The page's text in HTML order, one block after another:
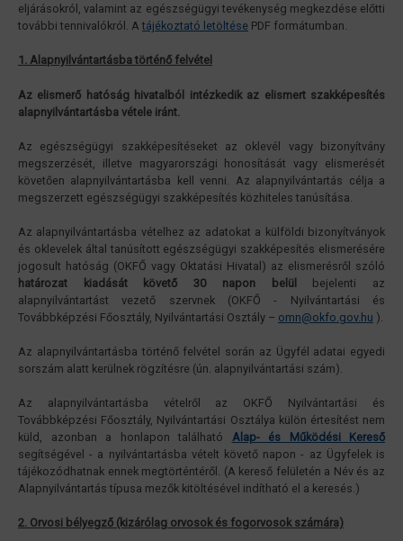
eljárásokról, valamint az egészségügyi tevékenység megkezdése előtti
további tennivalókról. Atájékoztató letöltése PDF formátumban.
1. Alapnyilvántartásba történő felvétel
Az elismerő hatóság hivatalból intézkedik az elismert szakképesítés
alapnyilvántartásba vétele iránt.
Az egészségügyi szakképesítéseket az oklevél vagy bizonyítvány
megszerzését, illetve magyarországi honosítását vagy elismerését
követően alapnyilvántartásba kell venni. Az alapnyilvántartás célja a
megszerzett egészségügyi szakképesítés közhiteles tanúsítása.
Az alapnyilvántartásba vételhez az adatokat a külföldi bizonyítványok
és oklevelek által tanúsított egészségügyi szakképesítés elismerésére
jogosult hatóság (OKFŐ vagy Oktatási Hivatal) az elismerésről szóló
határozat kiadását követő 30 napon belül
bejelenti az
alapnyilvántartást vezető szervnek (OKFŐ - Nyilvántartási és
Továbbképzési Főosztály, Nyilvántartási Osztály – omn@okfo.gov.hu ).
Az alapnyilvántartásba történő felvétel során az Ügyfél adatai egyedi
sorszám alatt kerülnek rögzítésre (ún. alapnyilvántartási szám).
Az alapnyilvántartásba vételről az OKFŐ Nyilvántartási és
Továbbképzési Főosztály, Nyilvántartási Osztálya külön értesítést nem
küld, azonban a honlapon található Alap- és Működési Kereső
segítségével - a nyilvántartásba vételt követő napon - az Ügyfelek is
tájékozódhatnak ennek megtörténtéről. (A kereső felületén a Név és az
Alapnyilvántartás típusa mezők kitöltésével indítható el a keresés.)
2. Orvosi bélyegző (kizárólag orvosok és fogorvosok számára)